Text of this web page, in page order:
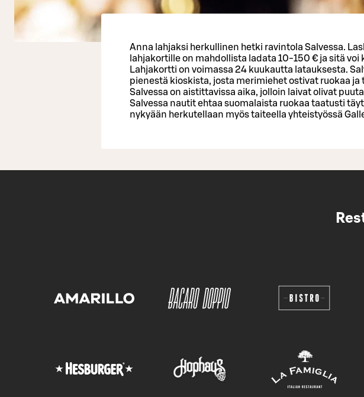
Anna lahjaksi herkullinen hetki ravintola Salvessa.
lahjakortille on mahdollista ladata 10-150 € ja sitä voi
Lahjakortti on voimassa 24 kuukautta latauksesta.
pienestä kioskista, josta merimiehet ostivat ruokaa ja
Salvessa on aistittavissa aika, jolloin laivat olivat
Salvessa nautit ehtaa suomalaista ruokaa taatusti
nykyään herkutellaan myös taiteella yhteistyössä